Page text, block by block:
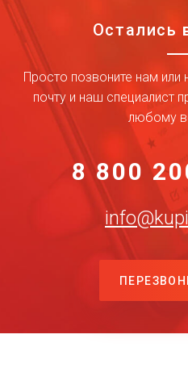
Остались
Просто позвоните нам или
почту и наш специалист
любому
8 800